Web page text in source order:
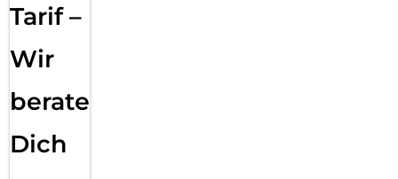
Tarif –
Wir
beraten
Dich